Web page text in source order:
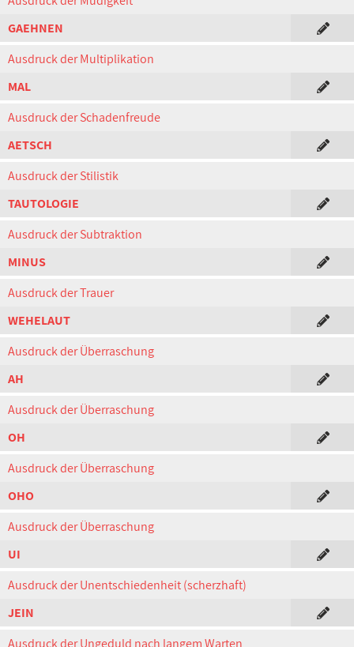
GAEHNEN
Ausdruck der Multiplikation
MAL
Ausdruck der Schadenfreude
AETSCH
Ausdruck der Stilistik
TAUTOLOGIE
Ausdruck der Subtraktion
MINUS
Ausdruck der Trauer
WEHELAUT
Ausdruck der Überraschung
AH
Ausdruck der Überraschung
OH
Ausdruck der Überraschung
OHO
Ausdruck der Überraschung
UI
Ausdruck der Unentschiedenheit (scherzhaft)
JEIN
Ausdruck der Ungeduld nach langem Warten